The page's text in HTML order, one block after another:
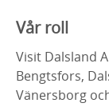
Vår roll
Visit Dalsland
Bengtsfors,
Vänersborg